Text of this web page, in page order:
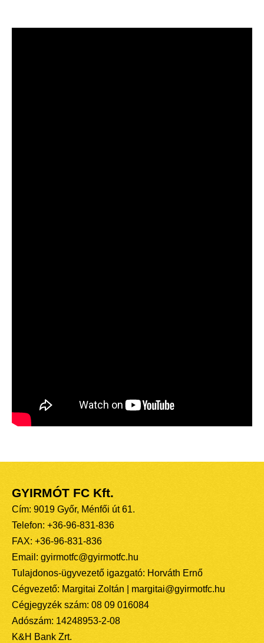
GYIRMÓT FC Kft.
Cím: 9019 Győr, Ménfői út 61.
Telefon: +36-96-831-836
FAX: +36-96-831-836
Email: gyirmotfc@gyirmotfc.hu
Tulajdonos-ügyvezető igazgató: Horváth Ernő
Cégvezető: Margitai Zoltán | margitai@gyirmotfc.hu
Cégjegyzék szám: 08 09 016084
Adószám: 14248953-2-08
K&H Bank Zrt.